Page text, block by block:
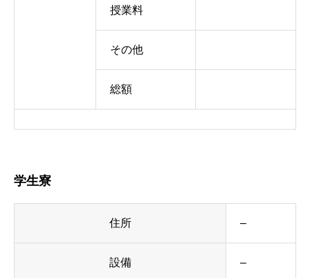
授業料
その他
総額
学生寮
住所 –
設備 –